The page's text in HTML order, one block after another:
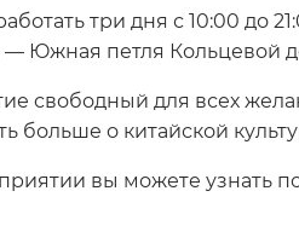
три дня с 10:00 до
— Южная петля Кольцевой
свободный для всех
больше о китайской
вы можете узнать